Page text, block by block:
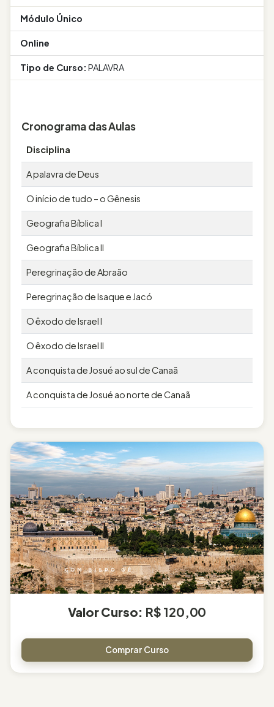
Módulo Único
Online
Tipo de Curso: PALAVRA
Cronograma das Aulas
Disciplina
A palavra de Deus
O início de tudo – o Gênesis
Geografia Bíblica I
Geografia Bíblica II
Peregrinação de Abraão
Peregrinação de Isaque e Jacó
O êxodo de Israel I
O êxodo de Israel II
A conquista de Josué ao sul de Canaã
A conquista de Josué ao norte de Canaã
Valor Curso: R$ 120,00
Comprar Curso